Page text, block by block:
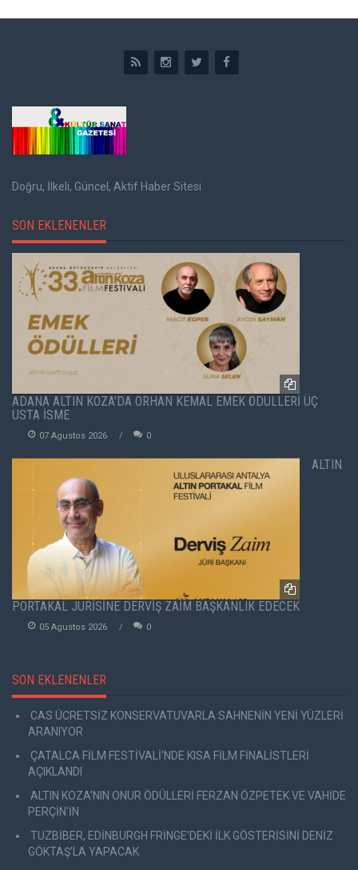
Doğru, İlkeli, Güncel, Aktif Haber Sitesi
SON EKLENENLER
ADANA ALTIN KOZA'DA ORHAN KEMAL EMEK ÖDÜLLERİ ÜÇ
USTA İSME
07 Agustos 2026 0
ALTIN
PORTAKAL JÜRİSİNE DERVİŞ ZAİM BAŞKANLIK EDECEK
05 Agustos 2026 0
SON EKLENENLER
CAS ÜCRETSİZ KONSERVATUVARLA SAHNENİN YENİ YÜZLERİ
ARANIYOR
ÇATALCA FİLM FESTİVALİ'NDE KISA FİLM FİNALİSTLERİ
AÇIKLANDI
ALTIN KOZA'NIN ONUR ÖDÜLLERİ FERZAN ÖZPETEK VE VAHİDE
PERÇİN'İN
TUZBİBER, EDİNBURGH FRİNGE'DEKİ İLK GÖSTERİSİNİ DENİZ
GÖKTAŞ'LA YAPACAK